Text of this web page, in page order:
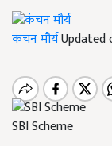
कंचन मौर्यUpdated
SBI Scheme